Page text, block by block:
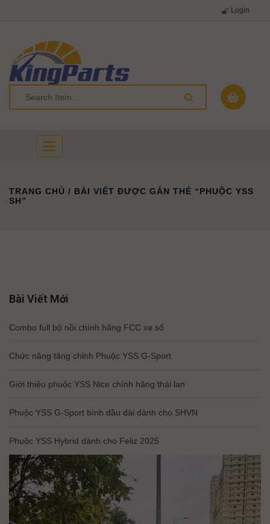
Login
Toggle
navigation
TRANG CHỦ / BÀI VIẾT ĐƯỢC GẮN THẺ “PHUỘC YSS
SH”
Bài Viết Mới
Combo full bộ nồi chính hãng FCC xe số
Chức năng tăng chỉnh Phuộc YSS G-Sport
Giới thiệu phuộc YSS Nice chính hãng thái lan
Phuộc YSS G-Sport bình dầu dài dành cho SHVN
Phuộc YSS Hybrid dành cho Feliz 2025